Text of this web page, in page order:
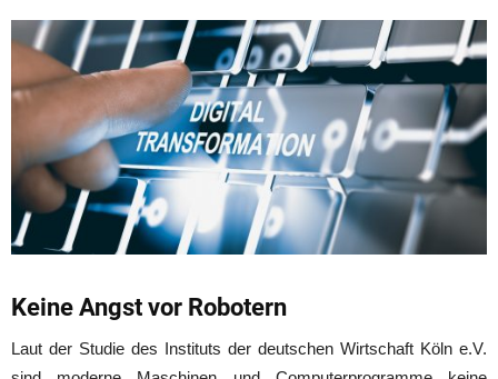
Keine Angst vor Robotern
Laut der Studie des Instituts der deutschen Wirtschaft Köln e.V.